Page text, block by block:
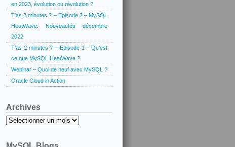
en 2023, évolution ou révolution ?
T’as 2 minutes ? – Episode 2 – MySQL
HeatWave: Nouveautés décembre
2022
T’as 2 minutes ? – Episode 1 – Qu’est
ce que MySQL HeatWave ?
Webinar – Quoi de neuf avec MySQL ?
Oracle Cloud in Action
Archives
Archives